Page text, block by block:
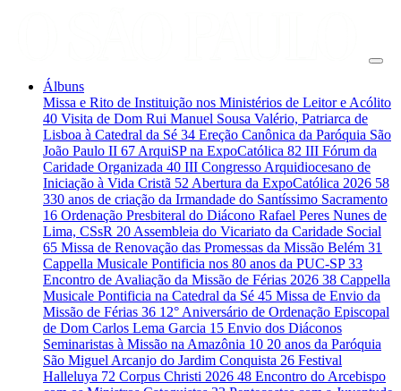
Álbuns
Missa e Rito de Instituição nos Ministérios de Leitor e Acólito
40 Visita de Dom Rui Manuel Sousa Valério, Patriarca de
Lisboa à Catedral da Sé 34 Ereção Canônica da Paróquia São
João Paulo II 67 ArquiSP na ExpoCatólica 82 III Fórum da
Caridade Organizada 40 III Congresso Arquidiocesano de
Iniciação à Vida Cristã 52 Abertura da ExpoCatólica 2026 58
330 anos de criação da Irmandade do Santíssimo Sacramento
16 Ordenação Presbiteral do Diácono Rafael Peres Nunes de
Lima, CSsR 20 Assembleia do Vicariato da Caridade Social
65 Missa de Renovação das Promessas da Missão Belém 31
Cappella Musicale Pontificia nos 80 anos da PUC-SP33
Encontro de Avaliação da Missão de Férias 2026 38 Cappella
Musicale Pontificia na Catedral da Sé 45 Missa de Envio da
Missão de Férias 36 12° Aniversário de Ordenação Episcopal
de Dom Carlos Lema Garcia 15 Envio dos Diáconos
Seminaristas à Missão na Amazônia 10 20 anos da Paróquia
São Miguel Arcanjo do Jardim Conquista 26 Festival
Halleluya 72 Corpus Christi 2026 48 Encontro do Arcebispo